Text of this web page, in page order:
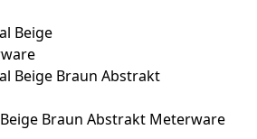
Beige Braun Abstrakt Meterware